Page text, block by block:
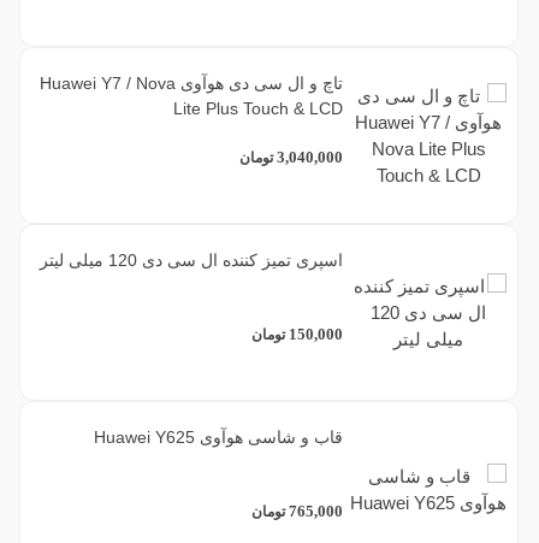
تاچ و ال سی دی هوآوی Huawei Y7 / Nova
Lite Plus Touch & LCD
3,040,000 تومان
اسپری تمیز کننده ال سی دی 120 میلی لیتر
150,000 تومان
قاب و شاسی هوآوی Huawei Y625
765,000 تومان